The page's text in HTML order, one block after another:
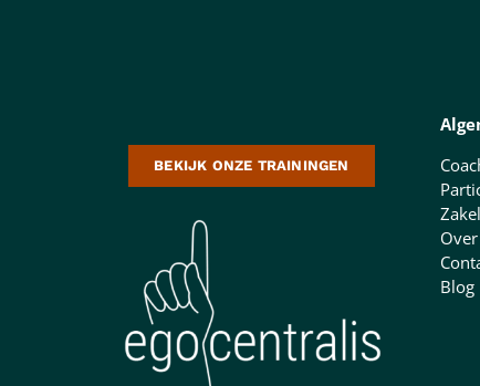
BEKIJK ONZE TRAININGEN
Blog